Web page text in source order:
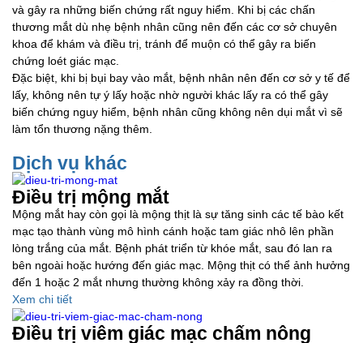
và gây ra những biến chứng rất nguy hiểm. Khi bị các chấn
thương mắt dù nhẹ bệnh nhân cũng nên đến các cơ sở chuyên
khoa để khám và điều trị, tránh để muộn có thể gây ra biến
chứng loét giác mạc.
Đặc biệt, khi bị bụi bay vào mắt, bệnh nhân nên đến cơ sở y tế để
lấy, không nên tự ý lấy hoặc nhờ người khác lấy ra có thể gây
biến chứng nguy hiểm, bệnh nhân cũng không nên dụi mắt vì sẽ
làm tổn thương nặng thêm.
Dịch vụ khác
Điều trị mộng mắt
Mộng mắt hay còn gọi là mộng thịt là sự tăng sinh các tế bào kết
mạc tạo thành vùng mô hình cánh hoặc tam giác nhô lên phần
lòng trắng của mắt. Bệnh phát triển từ khóe mắt, sau đó lan ra
bên ngoài hoặc hướng đến giác mạc. Mộng thịt có thể ảnh hưởng
đến 1 hoặc 2 mắt nhưng thường không xảy ra đồng thời.
Xem chi tiết
Điều trị viêm giác mạc chấm nông